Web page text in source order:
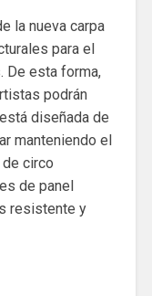
la nueva carpa
para el
De esta forma,
podrán
diseñada de
manteniendo el
circo
de panel
resistente y